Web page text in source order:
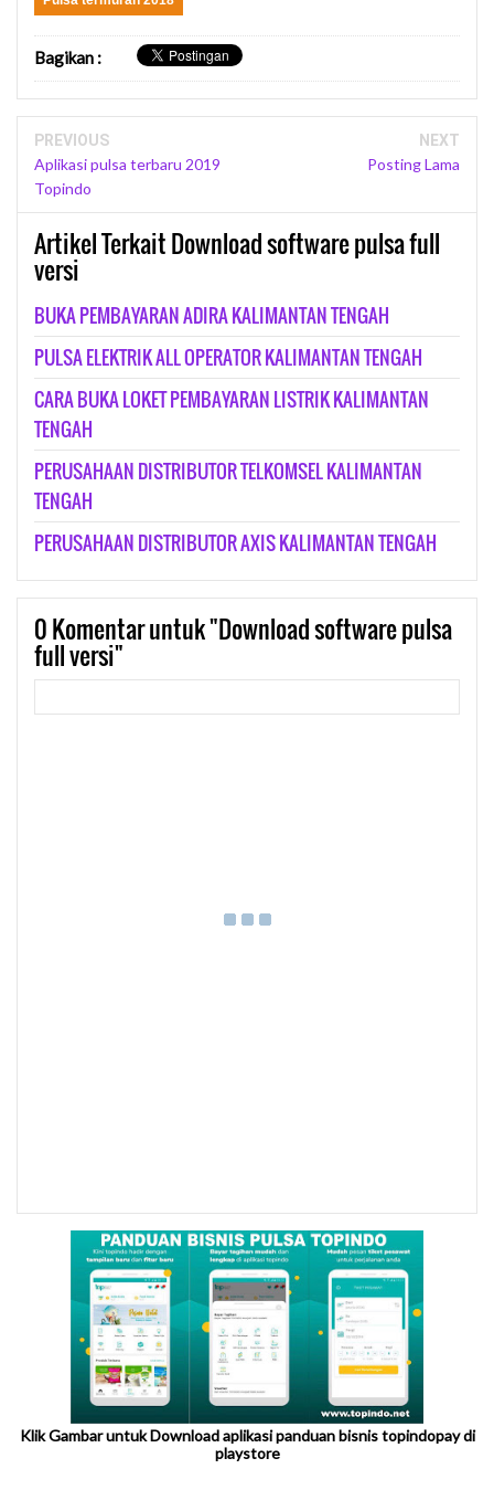
Bagikan :
PREVIOUS
Aplikasi pulsa terbaru 2019
Topindo
NEXT
Posting Lama
Artikel Terkait Download software pulsa full
versi
BUKA PEMBAYARAN ADIRA KALIMANTAN TENGAH
PULSA ELEKTRIK ALL OPERATOR KALIMANTAN TENGAH
CARA BUKA LOKET PEMBAYARAN LISTRIK KALIMANTAN
TENGAH
PERUSAHAAN DISTRIBUTOR TELKOMSEL KALIMANTAN
TENGAH
PERUSAHAAN DISTRIBUTOR AXIS KALIMANTAN TENGAH
0Komentar untuk "Download software pulsa
full versi"
Klik Gambar untuk Download aplikasi panduan bisnis topindopay di
playstore